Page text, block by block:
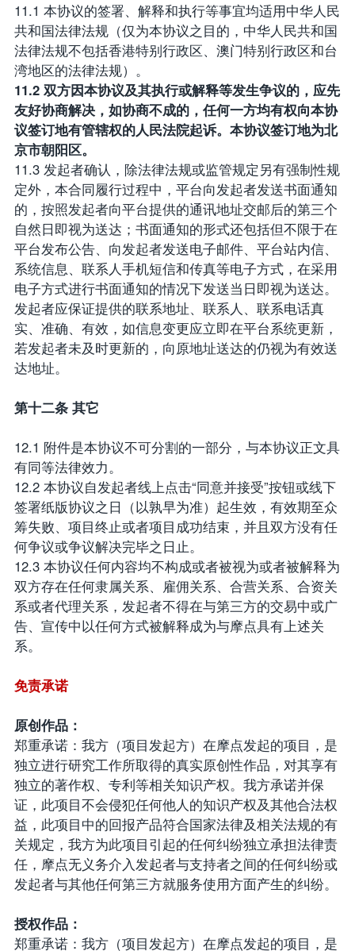
11.1 本协议的签署、解释和执行等事宜均适用中华人民
共和国法律法规（仅为本协议之目的，中华人民共和国
法律法规不包括香港特别行政区、澳门特别行政区和台
湾地区的法律法规）。
11.2 双方因本协议及其执行或解释等发生争议的，应先
友好协商解决，如协商不成的，任何一方均有权向本协
议签订地有管辖权的人民法院起诉。本协议签订地为北
京市朝阳区。
11.3 发起者确认，除法律法规或监管规定另有强制性规
定外，本合同履行过程中，平台向发起者发送书面通知
的，按照发起者向平台提供的通讯地址交邮后的第三个
自然日即视为送达；书面通知的形式还包括但不限于在
平台发布公告、向发起者发送电子邮件、平台站内信、
系统信息、联系人手机短信和传真等电子方式，在采用
电子方式进行书面通知的情况下发送当日即视为送达。
发起者应保证提供的联系地址、联系人、联系电话真
实、准确、有效，如信息变更应立即在平台系统更新，
若发起者未及时更新的，向原地址送达的仍视为有效送
达地址。
第十二条 其它
12.1 附件是本协议不可分割的一部分，与本协议正文具
有同等法律效力。
12.2 本协议自发起者线上点击“同意并接受”按钮或线下
签署纸版协议之日（以孰早为准）起生效，有效期至众
筹失败、项目终止或者项目成功结束，并且双方没有任
何争议或争议解决完毕之日止。
12.3 本协议任何内容均不构成或者被视为或者被解释为
双方存在任何隶属关系、雇佣关系、合营关系、合资关
系或者代理关系，发起者不得在与第三方的交易中或广
告、宣传中以任何方式被解释成为与摩点具有上述关
系。
免责承诺
原创作品：
郑重承诺：我方（项目发起方）在摩点发起的项目，是
独立进行研究工作所取得的真实原创性作品，对其享有
独立的著作权、专利等相关知识产权。我方承诺并保
证，此项目不会侵犯任何他人的知识产权及其他合法权
益，此项目中的回报产品符合国家法律及相关法规的有
关规定，我方为此项目引起的任何纠纷独立承担法律责
任，摩点无义务介入发起者与支持者之间的任何纠纷或
发起者与其他任何第三方就服务使用方面产生的纠纷。
授权作品：
郑重承诺：我方（项目发起方）在摩点发起的项目，是